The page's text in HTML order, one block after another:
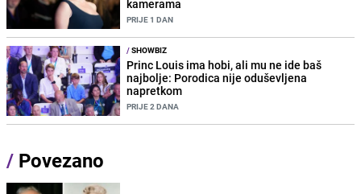
kamerama
PRIJE 1 DAN
/SHOWBIZ
Princ Louis ima hobi, ali mu ne ide baš
najbolje: Porodica nije oduševljena
napretkom
PRIJE 2 DANA
/ Povezano